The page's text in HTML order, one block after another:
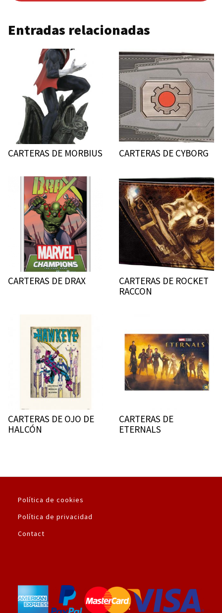
Entradas relacionadas
CARTERAS DE MORBIUS CARTERAS DE CYBORG
CARTERAS DE DRAX
CARTERAS DE ROCKET
RACCON
CARTERAS DE OJO DE
HALCÓN
CARTERAS DE
ETERNALS
Política de cookies
Política de privacidad
Contact